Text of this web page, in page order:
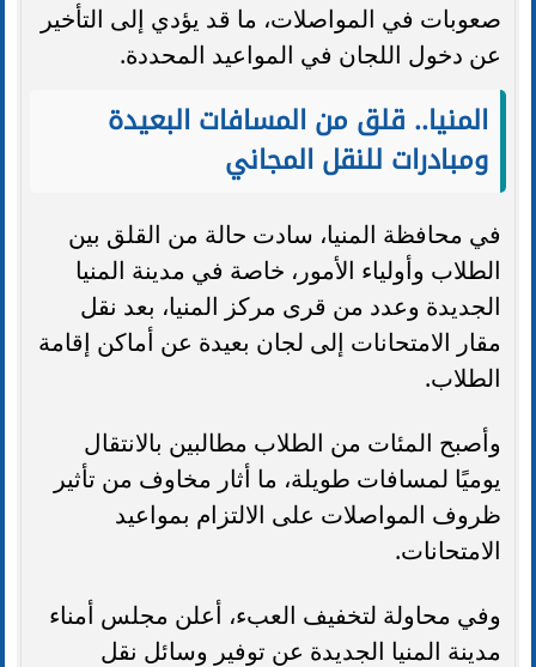
صعوبات في المواصلات، ما قد يؤدي إلى التأخير
عن دخول اللجان في المواعيد المحددة.
المنيا.. قلق من المسافات البعيدة
ومبادرات للنقل المجاني
في محافظة المنيا، سادت حالة من القلق بين
الطلاب وأولياء الأمور، خاصة في مدينة المنيا
الجديدة وعدد من قرى مركز المنيا، بعد نقل
مقار الامتحانات إلى لجان بعيدة عن أماكن إقامة
الطلاب.
وأصبح المئات من الطلاب مطالبين بالانتقال
يوميًا لمسافات طويلة، ما أثار مخاوف من تأثير
ظروف المواصلات على الالتزام بمواعيد
الامتحانات.
وفي محاولة لتخفيف العبء، أعلن مجلس أمناء
مدينة المنيا الجديدة عن توفير وسائل نقل